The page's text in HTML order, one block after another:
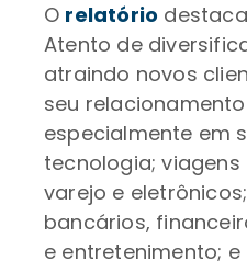
O relatório
Atento de
atraindo novos
seu
especialmente em
tecnologia;
varejo e
bancários,
e entretenimento; e